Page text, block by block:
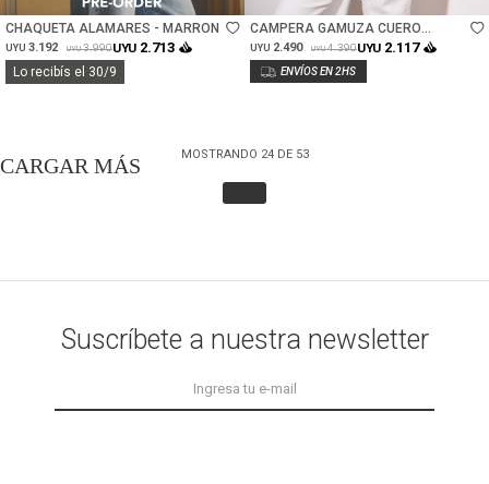
CHAQUETA ALAMARES - MARRON
UYU 3.192 UYU 3.990UYU 2.713
Lo recibís el 30/9
CAMPERA GAMUZA CUERO
VEGANO - CAMEL
UYU 2.490 UYU 4.390UYU 2.117
MOSTRANDO 24DE 53
Suscríbete a nuestra newsletter